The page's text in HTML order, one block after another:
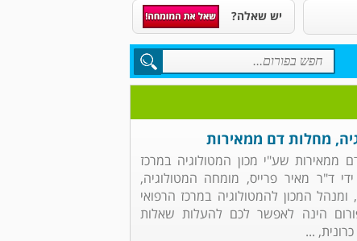
יש שאלה?
מחלות דם ממאירות
ממאירות שע"י מכון המטולוגיה במרכז
ד"ר מאיר פרייס, מומחה המטולוגיה,
ומנהל המכון להמטולוגיה במרכז הרפואי
הינה לאפשר לכם להעלות שאלות
...